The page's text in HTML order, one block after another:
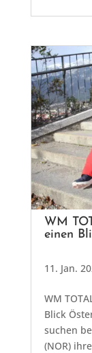
WM
einen
11. Jan.
WM
Blick
suchen
(NOR)